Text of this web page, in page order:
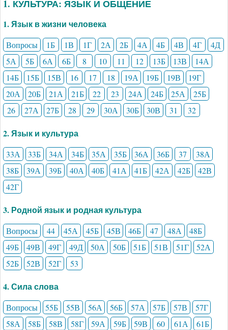
1. КУЛЬТУРА: ЯЗЫК И ОБЩЕНИЕ
1. Язык в жизни человека
Вопросы 1Б 1В 1Г 2А 2Б 4А 4Б 4В 4Г
4Д
5А
5Б 6А 6Б 8 10 11 12 13Б 13В
14А
14Б
15Б 15В 16 17 18 19А 19Б 19В
19Г
20А
20Б 21А 21Б 22 23 24А 24Б 25А
25Б
26
27А 27Б 28 29 30А 30Б 30В 31 32
2. Язык и культура
33А 33Б 34А 34Б 35А 35Б 36А 36Б 37
38А
38Б
39А 39Б 40А 40Б 41А 41Б 42А 42Б
42В
42Г
3. Родной язык и родная культура
Вопросы 44 45А 45Б 45В 46Б 47 48А
48Б
49Б
49В 49Г 49Д 50А 50Б 51Б 51В 51Г
52А
52Б
52В 52Г 53
4. Сила слова
Вопросы 55Б 55В 56А 56Б 57А 57Б 57В
57Г
58А
58Б 58В 58Г 59А 59Б 59В 60 61А
61Б